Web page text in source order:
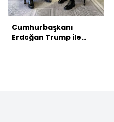
Cumhurbaşkanı
Erdoğan Trump ile